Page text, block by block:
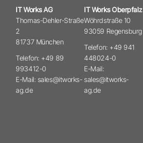
IT Works AG
Thomas-Dehler-Straße
2
81737 München
Telefon: +49 89
993412-0
E-Mail: sales@itworks-
ag.de
IT Works Oberpfalz
Wöhrdstraße 10
93059 Regensburg
Telefon: +49 941
448024-0
E-Mail:
sales@itworks-
ag.de